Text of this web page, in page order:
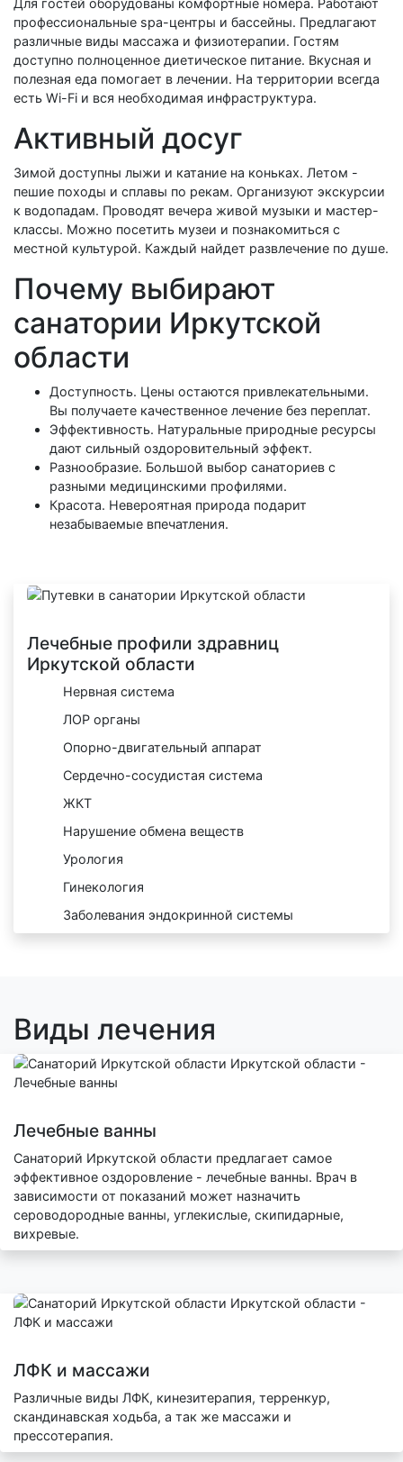
Для гостей оборудованы комфортные номера. Работают
профессиональные spa-центры и бассейны. Предлагают
различные виды массажа и физиотерапии. Гостям
доступно полноценное диетическое питание. Вкусная и
полезная еда помогает в лечении. На территории всегда
есть Wi-Fi и вся необходимая инфраструктура.
Активный досуг
Зимой доступны лыжи и катание на коньках. Летом -
пешие походы и сплавы по рекам. Организуют экскурсии
к водопадам. Проводят вечера живой музыки и мастер-
классы. Можно посетить музеи и познакомиться с
местной культурой. Каждый найдет развлечение по душе.
Почему выбирают
санатории Иркутской
области
Доступность. Цены остаются привлекательными.
Вы получаете качественное лечение без переплат.
Эффективность. Натуральные природные ресурсы
дают сильный оздоровительный эффект.
Разнообразие. Большой выбор санаториев с
разными медицинскими профилями.
Красота. Невероятная природа подарит
незабываемые впечатления.
Лечебные профили здравниц
Иркутской области
Нервная система
ЛОР органы
Опорно-двигательный аппарат
Сердечно-сосудистая система
ЖКТ
Нарушение обмена веществ
Урология
Гинекология
Заболевания эндокринной системы
Виды лечения
Лечебные ванны
Санаторий Иркутской области предлагает самое
эффективное оздоровление - лечебные ванны. Врач в
зависимости от показаний может назначить
сероводородные ванны, углекислые, скипидарные,
вихревые.
ЛФК и массажи
Различные виды ЛФК, кинезитерапия, терренкур,
скандинавская ходьба, а так же массажи и
прессотерапия.